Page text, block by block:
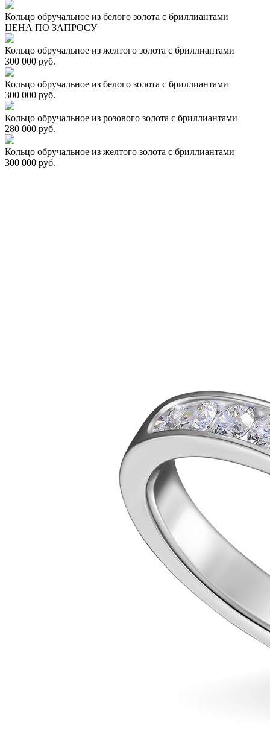
Кольцо обручальное из белого золота с бриллиантами
ЦЕНА ПО ЗАПРОСУ
Кольцо обручальное из желтого золота с бриллиантами
300 000 руб.
Кольцо обручальное из белого золота с бриллиантами
300 000 руб.
Кольцо обручальное из розового золота с бриллиантами
280 000 руб.
Кольцо обручальное из желтого золота с бриллиантами
300 000 руб.